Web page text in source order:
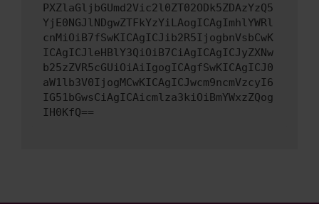
PXZlaGljbGUmd2Vic2l0ZT02ODk5ZDAzYzQ5
YjE0NGJlNDgwZTFkYzYiLAogICAgImhlYWRl
cnMiOiB7fSwKICAgICJib2R5IjogbnVsbCwK
ICAgICJleHBlY3QiOiB7CiAgICAgICJyZXNw
b25zZVR5cGUiOiAiIgogICAgfSwKICAgICJ0
aW1lb3V0IjogMCwKICAgICJwcm9ncmVzcyI6
IG51bGwsCiAgICAicmlza3kiOiBmYWxzZQog
IH0KfQ==